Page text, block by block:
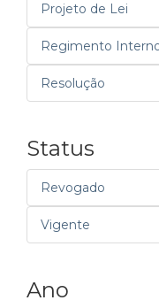
Projeto de Lei
Regimento
Resolução
Status
Revogado
Vigente
Ano